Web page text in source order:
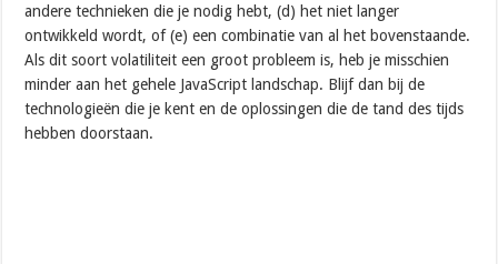
andere technieken die je nodig hebt, (d) het niet langer
ontwikkeld wordt, of (e) een combinatie van al het bovenstaande.
Als dit soort volatiliteit een groot probleem is, heb je misschien
minder aan het gehele JavaScript landschap. Blijf dan bij de
technologieën die je kent en de oplossingen die de tand des tijds
hebben doorstaan.